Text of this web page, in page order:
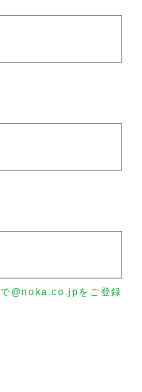
@noka.co.jpをご登録